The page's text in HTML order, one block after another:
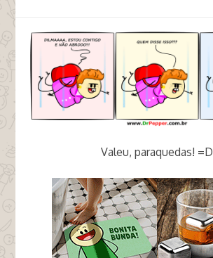
Valeu, paraquedas! =D